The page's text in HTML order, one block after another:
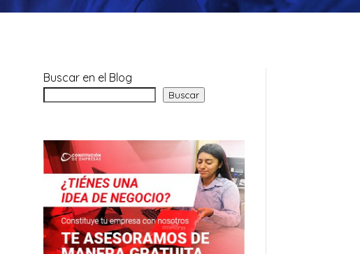
Buscar en el Blog
Buscar